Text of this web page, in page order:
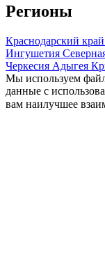
Регионы
Краснодарский край
Ингушетия
Черкесия Адыгея
Мы используем
данные с
вам наилучшее